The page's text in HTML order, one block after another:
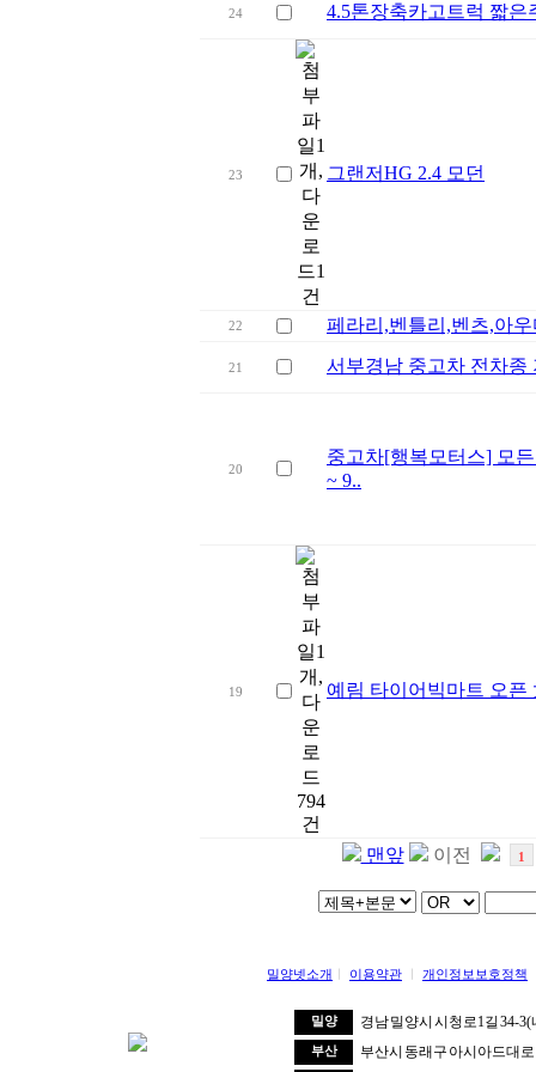
24 4.5톤장축카고트럭 짧
23 그랜저HG 2.4 모던
22 페라리,벤틀리,벤츠,아우
21 서부경남 중고차 전차종
20
중고차[행복모터스] 모
~ 9..
19 예림 타이어빅마트 오픈
맨앞 이전 1
밀양넷소개 이용약관 개인정보보호정책
밀양 경남 밀양시 시청로1길 34-
부산 부산시 동래구 아시아드대로